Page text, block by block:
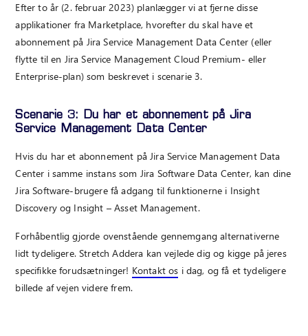
Efter to år (2. februar 2023) planlægger vi at fjerne disse
applikationer fra Marketplace, hvorefter du skal have et
abonnement på Jira Service Management Data Center (eller
flytte til en Jira Service Management Cloud Premium- eller
Enterprise-plan) som beskrevet i scenarie 3.
Scenarie 3: Du har et abonnement på Jira
Service Management Data Center
Hvis du har et abonnement på Jira Service Management Data
Center i samme instans som Jira Software Data Center, kan dine
Jira Software-brugere få adgang til funktionerne i Insight
Discovery og Insight – Asset Management.
Forhåbentlig gjorde ovenstående gennemgang alternativerne
lidt tydeligere. Stretch Addera kan vejlede dig og kigge på jeres
specifikke forudsætninger! Kontakt os i dag, og få et tydeligere
billede af vejen videre frem.